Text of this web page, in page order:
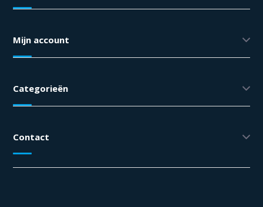
Mijn account
Categorieën
Contact